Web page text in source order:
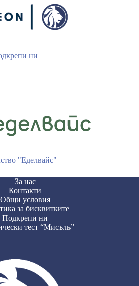
ни
"Еделвайс"
За нас
Контакти
Общи условия
за бисквитките
Подкрепи ни
тест “Мисъль”